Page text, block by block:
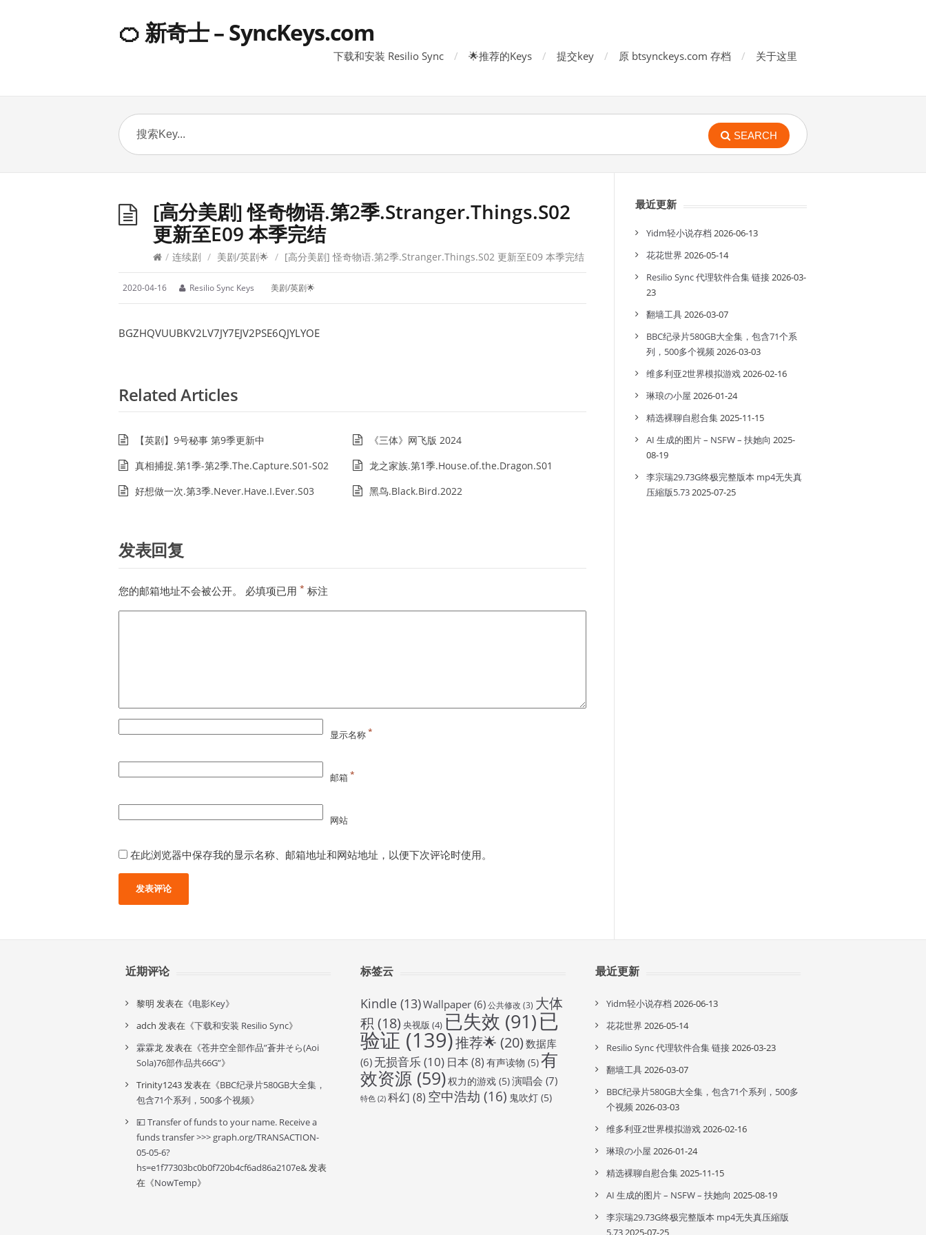
🍊 新奇士 – SyncKeys.com
下载和安装 Resilio Sync 🌟推荐的Keys 提交key 原 btsynckeys.com 存档 关于这里
SEARCH
[高分美剧] 怪奇物语.第2季.Stranger.Things.S02
更新至E09 本季完结
/ 连续剧 / 美剧/英剧🌟 / [高分美剧] 怪奇物语.第2季.Stranger.Things.S02 更新至E09 本季完结
2020-04-16 Resilio Sync Keys 美剧/英剧🌟
BGZHQVUUBKV2LV7JY7EJV2PSE6QJYLYOE
Related Articles
【英剧】9号秘事 第9季更新中
《三体》网飞版 2024
真相捕捉.第1季-第2季.The.Capture.S01-S02
龙之家族.第1季.House.of.the.Dragon.S01
好想做一次.第3季.Never.Have.I.Ever.S03
黑鸟.Black.Bird.2022
发表回复
您的邮箱地址不会被公开。 必填项已用 * 标注
显示名称*
邮箱*
网站
在此浏览器中保存我的显示名称、邮箱地址和网站地址，以便下次评论时使用。
最近更新
Yidm轻小说存档 2026-06-13
花花世界 2026-05-14
Resilio Sync 代理软件合集 链接2026-03-
23
翻墙工具2026-03-07
BBC纪录片580GB大全集，包含71个系
列，500多个视频2026-03-03
维多利亚2世界模拟游戏2026-02-16
琳琅の小屋 2026-01-24
精选裸聊自慰合集2025-11-15
AI 生成的图片 – NSFW – 扶她向 2025-
08-19
李宗瑞29.73G终极完整版本 mp4无失真
压縮版5.732025-07-25
近期评论
黎明 发表在《电影Key》
adch 发表在《下载和安装 Resilio Sync》
霖霖龙发表在《苍井空全部作品”蒼井そら(Aoi
Sola)76部作品共66G”》
Trinity1243发表在《BBC纪录片580GB大全集，
包含71个系列，500多个视频》
💴 Transfer of funds to your name. Receive a
funds transfer >>> graph.org/TRANSACTION-
05-05-6?
hs=e1f77303bc0b0f720b4cf6ad86a2107e&发表
在《NowTemp》
标签云
Kindle (13)Wallpaper (6)公共修改 (3) 大体
积 (18) 央视版 (4) 已失效 (91)已
验证 (139)推荐🌟 (20) 数据库
(6) 无损音乐(10) 日本 (8) 有声读物 (5)有
效资源 (59)权力的游戏 (5)演唱会 (7)
特色 (2) 科幻 (8) 空中浩劫 (16) 鬼吹灯 (5)
最近更新
Yidm轻小说存档 2026-06-13
花花世界 2026-05-14
Resilio Sync 代理软件合集 链接2026-03-23
翻墙工具2026-03-07
BBC纪录片580GB大全集，包含71个系列，500多
个视频2026-03-03
维多利亚2世界模拟游戏2026-02-16
琳琅の小屋 2026-01-24
精选裸聊自慰合集2025-11-15
AI 生成的图片 – NSFW – 扶她向 2025-08-19
李宗瑞29.73G终极完整版本 mp4无失真压縮版
5.73 2025-07-25